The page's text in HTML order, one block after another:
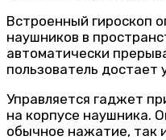
Встроенный гироскоп
наушников в
автоматически
пользователь достает
Управляется гаджет
на корпусе наушника.
обычное нажатие, так